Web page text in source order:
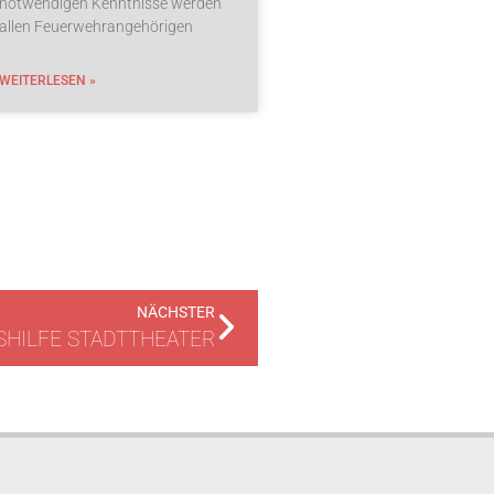
notwendigen Kenntnisse werden
allen Feuerwehrangehörigen
WEITERLESEN »
NÄCHSTER
STADTTHEATER